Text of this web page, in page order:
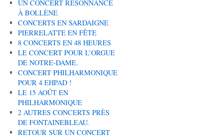
UN CONCERT RÉSONNANCE
À BOLLÈNE
CONCERTS EN SARDAIGNE
PIERRELATTE EN FÊTE
8 CONCERTS EN 48 HEURES
LE CONCERT POUR L’ORGUE
DE NOTRE-DAME.
CONCERT PHILHARMONIQUE
POUR 4 EHPAD !
LE 15 AOÛT EN
PHILHARMONIQUE
2 AUTRES CONCERTS PRÈS
DE FONTAINEBLEAU.
RETOUR SUR UN CONCERT